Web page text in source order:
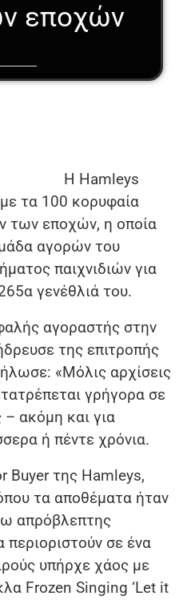
εποχών
Η Hamleys
τα 100 κορυφαία
των εποχών, η οποία
αγορών του
παιχνιδιών για
γενέθλιά του.
αγοραστής στην
της επιτροπής
«Μόλις αρχίσεις
γρήγορα σε
– ακόμη και για
ή πέντε χρόνια.
Buyer της Hamleys,
τα αποθέματα ήταν
απρόβλεπτης
σε ένα
υπήρχε χάος με
Frozen Singing ‘Let it